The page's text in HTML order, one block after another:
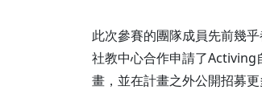
此次參賽的團隊成員先前幾
社教中心合作申請了Activing
畫，並在計畫之外公開招募